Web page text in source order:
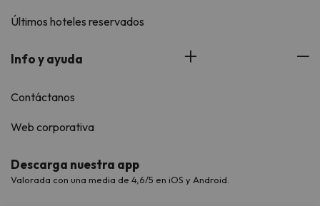
Últimos hoteles reservados
Info y ayuda
Contáctanos
Web corporativa
Descarga nuestra app
Valorada con una media de 4,6/5 en iOS y Android.